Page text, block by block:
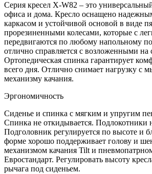
Серия кресел X-W82 – это
офиса и дома. Кресло оснащено
каркасом и устойчивой основой в виде
прорезиненными колесами, которые с
передвигаются по любому напольному
отлично справляется с возложенными на
Ортопедическая спинка гарантирует
всего дня. Отлично снимает нагрузку с
механизму качания.
Эргономичность
Сиденье и спинка с мягким и упругим
Спинка не откидывается. Подлокотники
Подголовник регулируется по высоте и
форме хорошо поддерживает голову и
механизмом качания Tilt и
Евростандарт. Регулировать высоту
рычага под сиденьем.